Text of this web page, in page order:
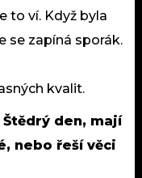
to ví. Když byla
se zapíná sporák.
kvalit.
den, mají
nebo řeší věci